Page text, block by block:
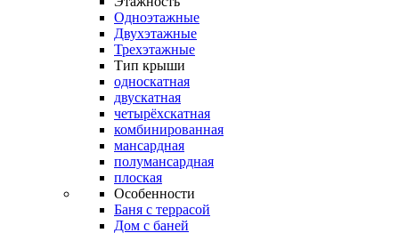
Одноэтажные
Двухэтажные
Трехэтажные
Тип крыши
односкатная
двускатная
четырёхскатная
комбинированная
мансардная
полумансардная
плоская
Особенности
Баня с террасой
Дом с баней